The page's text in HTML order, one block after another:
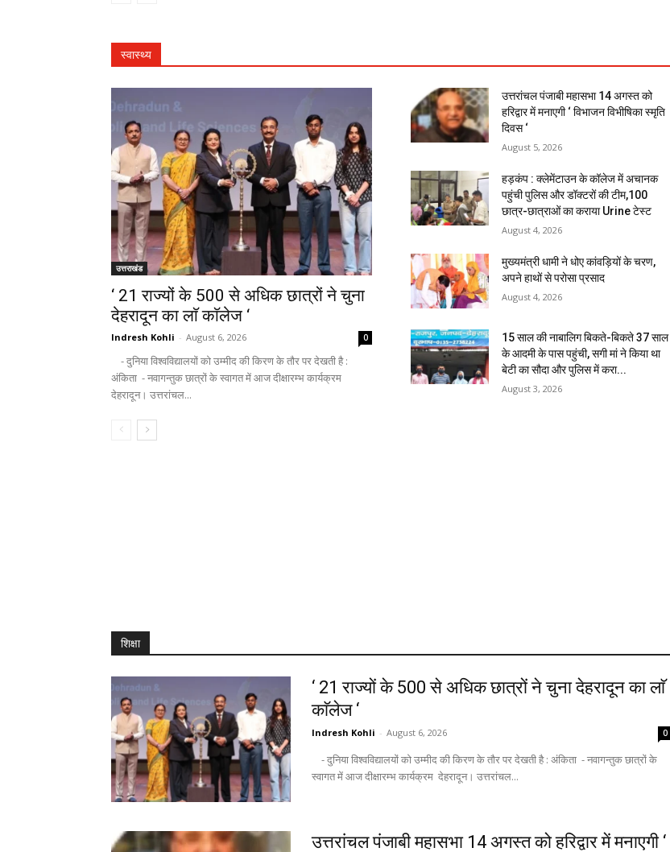
स्वास्थ्य
उत्तराखंड
‘ 21 राज्यों के 500 से अधिक छात्रों ने चुना
देहरादून का लाॅ काॅलेज ‘
Indresh Kohli - August 6, 2026 0
- दुनिया विश्वविद्यालयों को उम्मीद की किरण के तौर पर देखती है :
अंकिता - नवागन्तुक छात्रों के स्वागत में आज दीक्षारम्भ कार्यक्रम
देहरादून। उत्तरांचल...
उत्तरांचल पंजाबी महासभा 14 अगस्त को
हरिद्वार में मनाएगी ‘ विभाजन विभीषिका स्मृति
दिवस ‘
August 5, 2026
हड़कंप : क्लेमेंटाउन के कॉलेज में अचानक
पहुंची पुलिस और डॉक्टरों की टीम,100
छात्र-छात्राओं का कराया Urine टेस्ट
August 4, 2026
मुख्यमंत्री धामी ने धोए कांवड़ियों के चरण,
अपने हाथों से परोसा प्रसाद
August 4, 2026
15 साल की नाबालिग बिकते-बिकते 37 साल
के आदमी के पास पहुंची, सगी मां ने किया था
बेटी का सौदा और पुलिस में करा...
August 3, 2026
शिक्षा
‘ 21 राज्यों के 500 से अधिक छात्रों ने चुना देहरादून का लाॅ
काॅलेज ‘
Indresh Kohli - August 6, 2026 0
स्वागत में आज दीक्षारम्भ कार्यक्रम देहरादून। उत्तरांचल...
उत्तरांचल पंजाबी महासभा 14 अगस्त को हरिद्वार में मनाएगी ‘